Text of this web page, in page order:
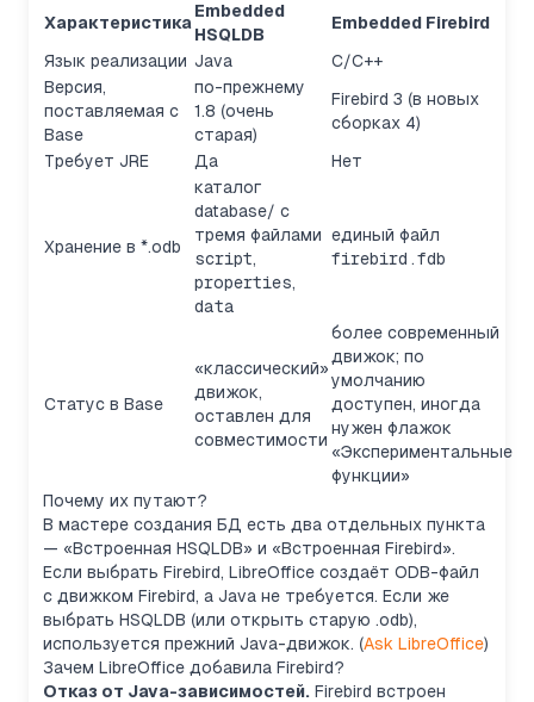
Характеристика
Embedded
HSQLDB
Embedded Firebird
Язык реализации Java
C/C++
Версия,
поставляемая с
Base
по-прежнему
1.8 (очень
старая)
Firebird 3 (в новых
сборках 4)
Требует JRE
Да Нет
Хранение в *.odb
каталог
database/ с
тремя файлами
script,
properties,
data
единый файл
firebird.fdb
Статус в Base
«классический»
движок,
оставлен для
совместимости
более современный
движок; по
умолчанию
доступен, иногда
нужен флажок
«Экспериментальные
функции»
Почему их путают?
В мастере создания БД есть два отдельных пункта
— «Встроенная HSQLDB» и «Встроенная Firebird».
Если выбрать Firebird, LibreOffice создаёт ODB-файл
с движком Firebird, а Java не требуется. Если же
выбрать HSQLDB (или открыть старую .odb),
используется прежний Java-движок. (Ask LibreOffice)
Зачем LibreOffice добавила Firebird?
Отказ от Java-зависимостей. Firebird встроен